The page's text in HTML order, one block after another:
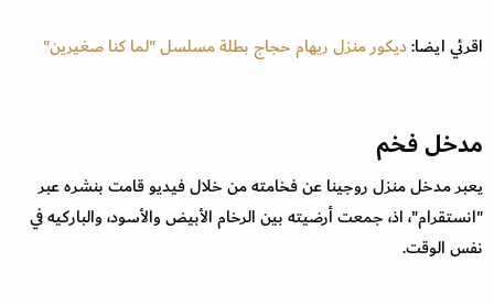
اقرئي ايضا:ديكور منزل ريهام حجاج بطلة مسلسل "لما كنا صغيرين"
مدخل فخم
يعبر مدخل منزل روجينا عن فخامته من خلال فيديو قامت بنشره عبر
"انستقرام"، اذ، جمعت أرضيته بين الرخام الأبيض والأسود، والباركيه في
نفس الوقت.